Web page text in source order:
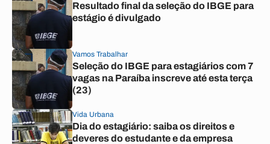
Resultado final da seleção do IBGE para
estágio é divulgado
Vamos Trabalhar
Seleção do IBGE para estagiários com 7
vagas na Paraíba inscreve até esta terça
(23)
Vida Urbana
Dia do estagiário: saiba os direitos e
deveres do estudante e da empresa